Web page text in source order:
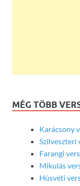
MÉG TÖBB
Karácsony
Szilveszteri
Farangi
Mikulás
Húsvéti